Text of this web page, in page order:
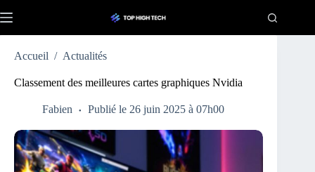
au
Accueil / Actualités
Classement des meilleures cartes graphiques Nvidia
Fabien Publié le 26 juin 2025 à 07h00